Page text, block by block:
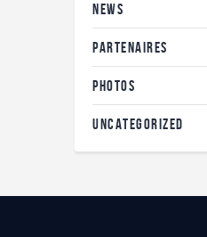
NEWS
PARTENAIRES
PHOTOS
UNCATEGORIZED